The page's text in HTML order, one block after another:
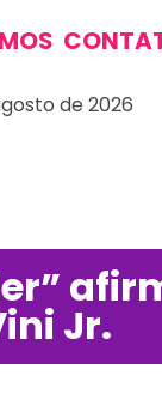
de 2026
Jr.